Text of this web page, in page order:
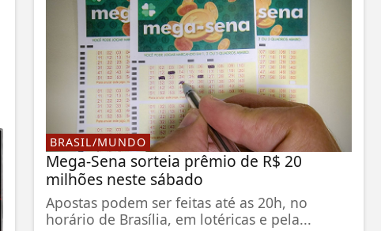
BRASIL/MUNDO
Mega-Sena sorteia prêmio de R$ 20
milhões neste sábado
Apostas podem ser feitas até as 20h, no
horário de Brasília, em lotéricas e pela...